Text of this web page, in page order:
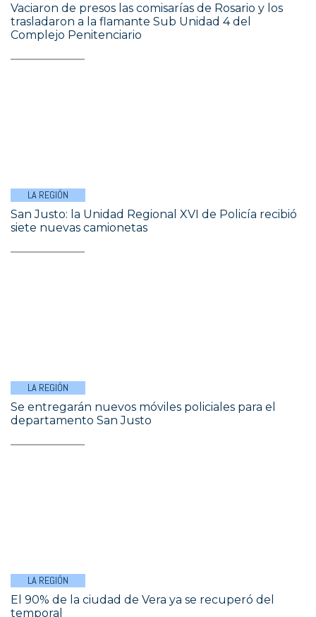
Vaciaron de presos las comisarías de Rosario y los
trasladaron a la flamante Sub Unidad 4 del
Complejo Penitenciario
LA REGIÓN
San Justo: la Unidad Regional XVI de Policía recibió
siete nuevas camionetas
LA REGIÓN
Se entregarán nuevos móviles policiales para el
departamento San Justo
LA REGIÓN
El 90% de la ciudad de Vera ya se recuperó del
temporal